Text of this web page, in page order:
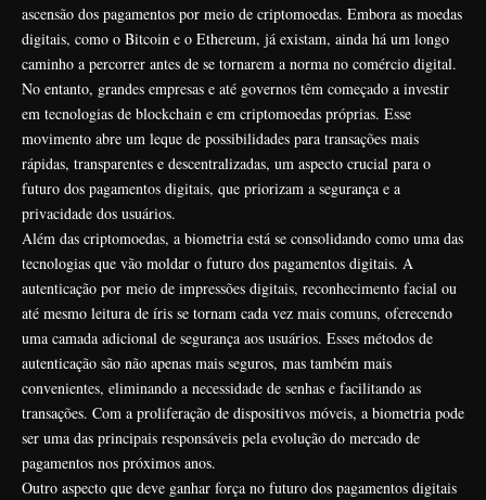
ascensão dos pagamentos por meio de criptomoedas. Embora as moedas
digitais, como o Bitcoin e o Ethereum, já existam, ainda há um longo
caminho a percorrer antes de se tornarem a norma no comércio digital.
No entanto, grandes empresas e até governos têm começado a investir
em tecnologias de blockchain e em criptomoedas próprias. Esse
movimento abre um leque de possibilidades para transações mais
rápidas, transparentes e descentralizadas, um aspecto crucial para o
futuro dos pagamentos digitais, que priorizam a segurança e a
privacidade dos usuários.
Além das criptomoedas, a biometria está se consolidando como uma das
tecnologias que vão moldar o futuro dos pagamentos digitais. A
autenticação por meio de impressões digitais, reconhecimento facial ou
até mesmo leitura de íris se tornam cada vez mais comuns, oferecendo
uma camada adicional de segurança aos usuários. Esses métodos de
autenticação são não apenas mais seguros, mas também mais
convenientes, eliminando a necessidade de senhas e facilitando as
transações. Com a proliferação de dispositivos móveis, a biometria pode
ser uma das principais responsáveis pela evolução do mercado de
pagamentos nos próximos anos.
Outro aspecto que deve ganhar força no futuro dos pagamentos digitais